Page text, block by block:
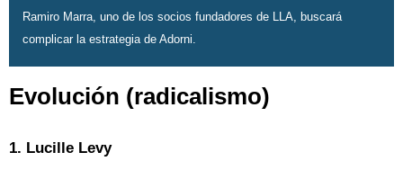
Ramiro Marra, uno de los socios fundadores de LLA, buscará
complicar la estrategia de Adorni.
Evolución (radicalismo)
1. Lucille Levy